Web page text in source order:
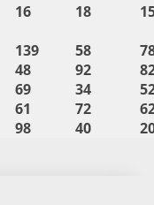
16 18
139 58
48 92
69 34
61 72
98 40